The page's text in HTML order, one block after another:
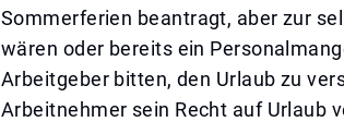
Sommerferien beantragt, aber zur
wären oder bereits ein
Arbeitgeber bitten, den Urlaub zu
Arbeitnehmer sein Recht auf Urlaub